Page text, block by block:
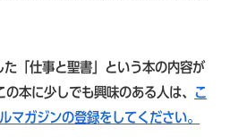
「仕事と聖書」という本の内容が
本に少しでも興味のある人は、 こ
マガジンの登録をしてください。